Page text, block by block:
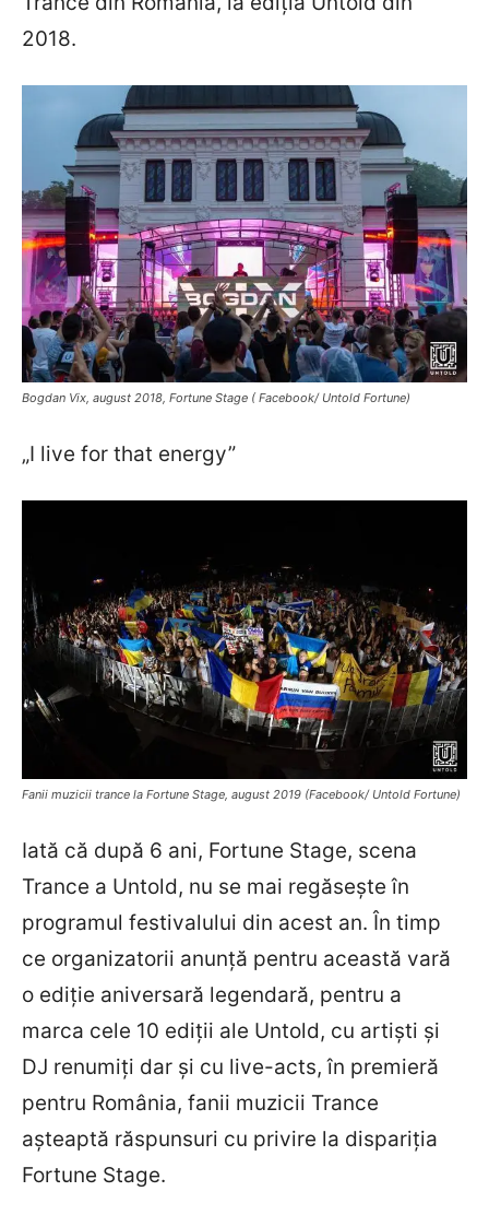
2018.
Bogdan Vix, august 2018, Fortune Stage ( Facebook/ Untold Fortune)
„I live for that energy”
Fanii muzicii trance la Fortune Stage, august 2019 (Facebook/ Untold Fortune)
Iată că după 6 ani, Fortune Stage, scena
Trance a Untold, nu se mai regăsește în
programul festivalului din acest an. În timp
ce organizatorii anunță pentru această vară
o ediție aniversară legendară, pentru a
marca cele 10 ediții ale Untold, cu artiști și
DJ renumiți dar și cu live-acts, în premieră
pentru România, fanii muzicii Trance
așteaptă răspunsuri cu privire la dispariția
Fortune Stage.